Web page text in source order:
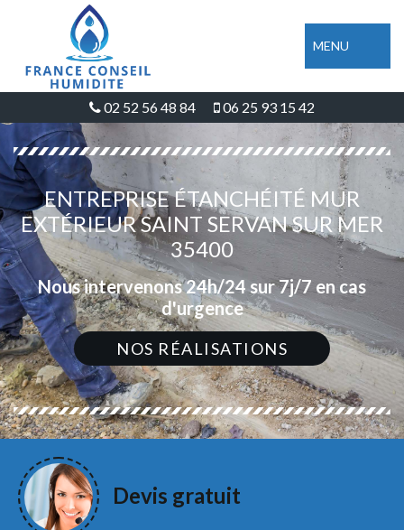
MENU
02 52 56 48 84 06 25 93 15 42
ENTREPRISE ÉTANCHÉITÉ MUR
EXTÉRIEUR SAINT SERVAN SUR MER
35400
Nous intervenons 24h/24 sur 7j/7 en cas
d'urgence
NOS RÉALISATIONS
Devis gratuit